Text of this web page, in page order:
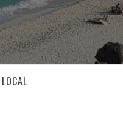
LOCAL